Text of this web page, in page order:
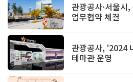
관광공사·서울시
업무협약 체결
관광공사, '2024
테마관 운영